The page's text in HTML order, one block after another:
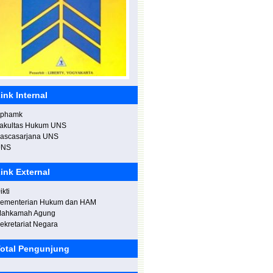
Silahturahmi dan Halal bihalal dengan
civitas akademi UNIMA.
Gedung "Budi Tjahjono" di
Negeri Madiun.
Internal
Hukum UNS
UNS
External
Hukum dan HAM
Agung
Negara
Pengunjung